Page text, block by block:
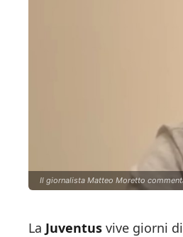
Il giornalista Matteo Moretto
La Juventus vive giorni